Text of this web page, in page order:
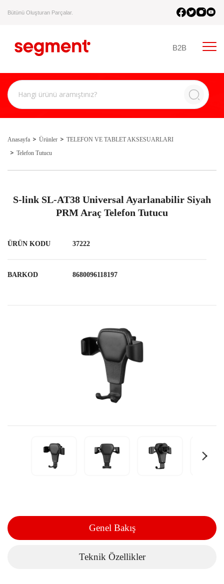
Bütünü Oluşturan Parçalar.
B2B
Anasayfa Ürünler
TELEFON VE TABLET AKSESUARLARI
Telefon Tutucu
S-link SL-AT38 Universal Ayarlanabilir Siyah
PRM Araç Telefon Tutucu
ÜRÜN KODU 37222
BARKOD 8680096118197
Genel Bakış
Teknik Özellikler